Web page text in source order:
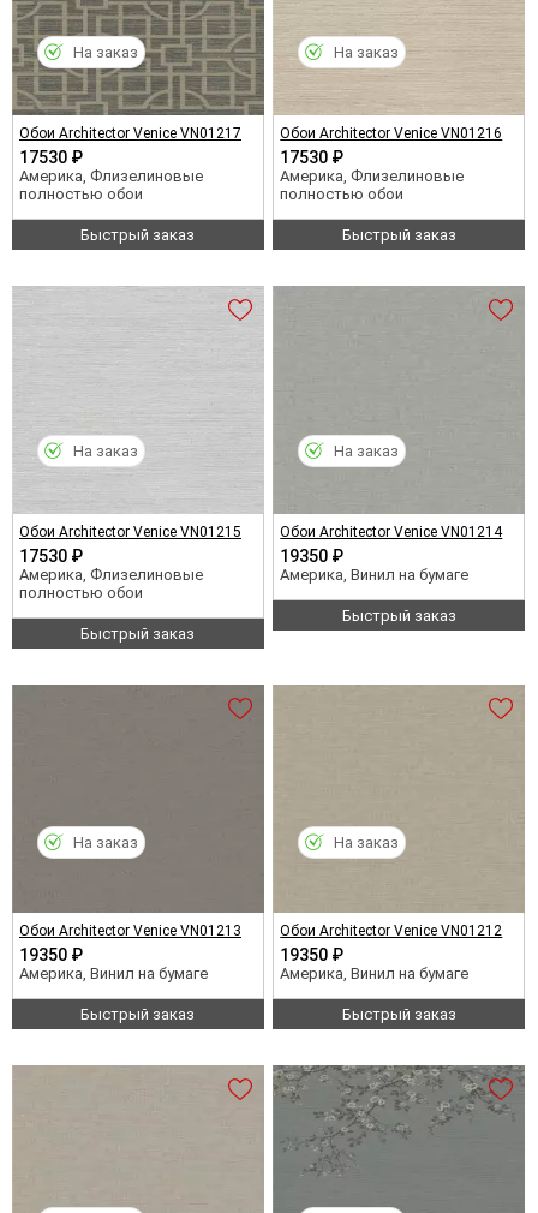
Обои Architector Venice VN01217
17530 ₽
Америка, Флизелиновые
полностью обои
Быстрый заказ
На заказ
Обои Architector Venice VN01216
17530 ₽
Америка, Флизелиновые
полностью обои
Быстрый заказ
На заказ
Обои Architector Venice VN01215
17530 ₽
Америка, Флизелиновые
полностью обои
Быстрый заказ
На заказ
Обои Architector Venice VN01214
19350 ₽
Америка, Винил на бумаге
Быстрый заказ
На заказ
Обои Architector Venice VN01213
19350 ₽
Америка, Винил на бумаге
Быстрый заказ
На заказ
Обои Architector Venice VN01212
19350 ₽
Америка, Винил на бумаге
Быстрый заказ
На заказ